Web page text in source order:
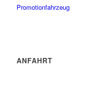
Promotionfahrzeug
ANFAHRT